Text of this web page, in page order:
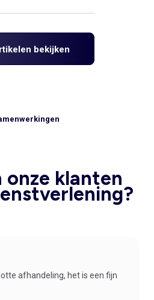
bekijken
klanten
afhandeling, het is een fijn